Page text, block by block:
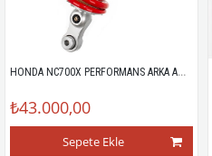
HONDA NC700X PERFORMANS ARKA AMORTİSÖR
₺43.000,00
Sepete Ekle